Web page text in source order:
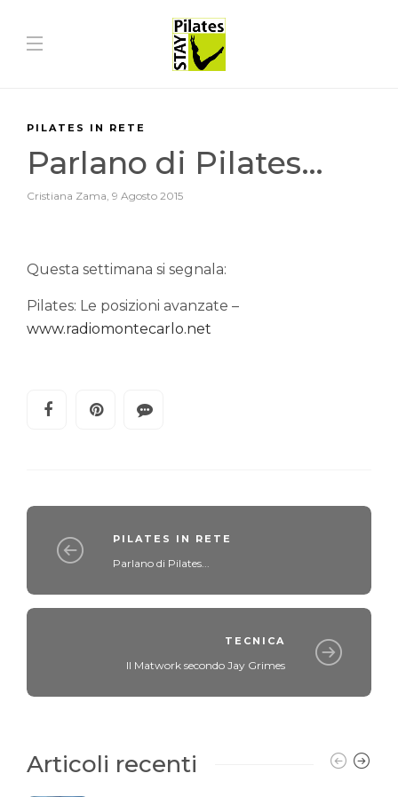
PILATES IN RETE
Parlano di Pilates…
Cristiana Zama, 9 Agosto 2015
Questa settimana si segnala:
Pilates: Le posizioni avanzate –
www.radiomontecarlo.net
PILATES IN RETE
Parlano di Pilates...
TECNICA
Il Matwork secondo Jay Grimes
Articoli recenti